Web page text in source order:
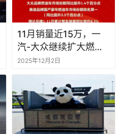
11月销量近15万，一
汽-大众继续扩大燃油
车份额
2025年12月2日